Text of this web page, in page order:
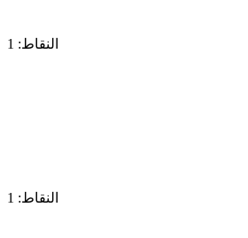
النقاط: 1
النقاط: 1